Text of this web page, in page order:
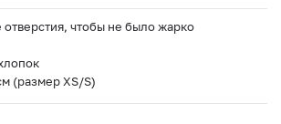
чтобы не было жарко
(размер XS/S)